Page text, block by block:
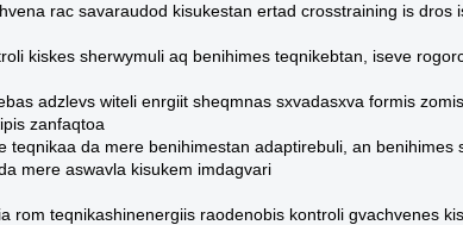
rac savaraudod kisukestan ertad crosstraining is dros
kiskes sherwymuli aq benihimes teqnikebtan, iseve
adzlevs witeli enrgiit sheqmnas sxvadasxva formis
zanfaqtoa
teqnikaa da mere benihimestan adaptirebuli, an benihimes
mere aswavla kisukem imdagvari
rom teqnikashinenergiis raodenobis kontroli gvachvenes